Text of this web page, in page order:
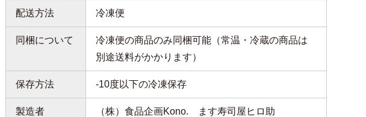
配送方法 冷凍便
同梱について
冷凍便の商品のみ同梱可能（常温・冷蔵の商品は
別途送料がかかります）
保存方法 -10度以下の冷凍保存
製造者
（株）食品企画Kono. ます寿司屋ヒロ助